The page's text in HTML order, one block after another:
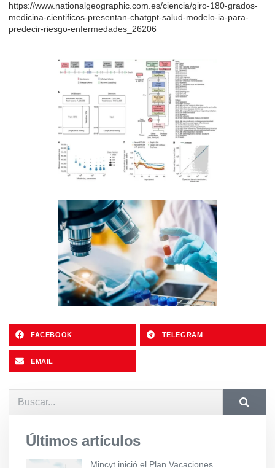
https://www.nationalgeographic.com.es/ciencia/giro-180-grados-
medicina-cientificos-presentan-chatgpt-salud-modelo-ia-para-
predecir-riesgo-enfermedades_26206
FACEBOOK TELEGRAM
EMAIL
Últimos artículos
Mincyt inició el Plan Vacaciones